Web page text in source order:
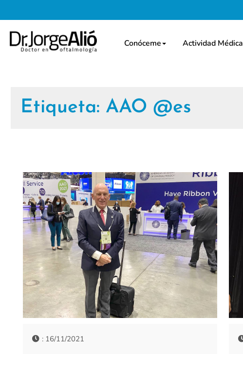
Conóceme Actividad Médica
Etiqueta: AAO @es
: 16/11/2021